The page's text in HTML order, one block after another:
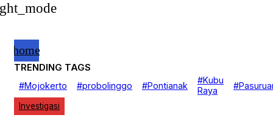
home
Nasional
EKOBIS
Daerah
Politik
TRENDING TAGS
#Mojokerto #probolinggo #Pontianak
#Kubu
Raya
Investigasi